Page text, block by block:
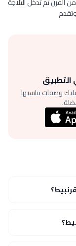
التطبيق
وصفات تناسبها